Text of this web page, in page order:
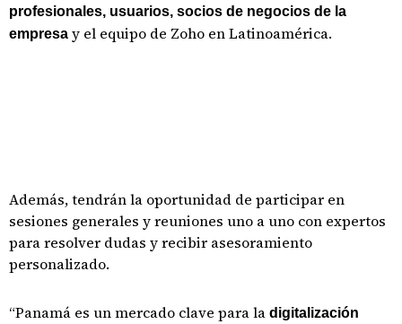
profesionales, usuarios, socios de negocios de la
empresa y el equipo de Zoho en Latinoamérica.
Además, tendrán la oportunidad de participar en
sesiones generales y reuniones uno a uno con expertos
para resolver dudas y recibir asesoramiento
personalizado.
“Panamá es un mercado clave para la digitalización